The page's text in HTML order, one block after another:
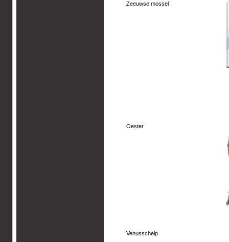
Zeeuwse mossel
Oester
Venusschelp